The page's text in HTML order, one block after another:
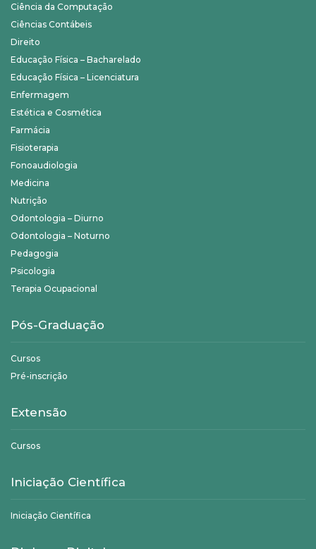
Ciência da Computação
Ciências Contábeis
Direito
Educação Física – Bacharelado
Educação Física – Licenciatura
Enfermagem
Estética e Cosmética
Farmácia
Fisioterapia
Fonoaudiologia
Medicina
Nutrição
Odontologia – Diurno
Odontologia – Noturno
Pedagogia
Psicologia
Terapia Ocupacional
Pós-Graduação
Cursos
Pré-inscrição
Extensão
Cursos
Iniciação Científica
Iniciação Científica